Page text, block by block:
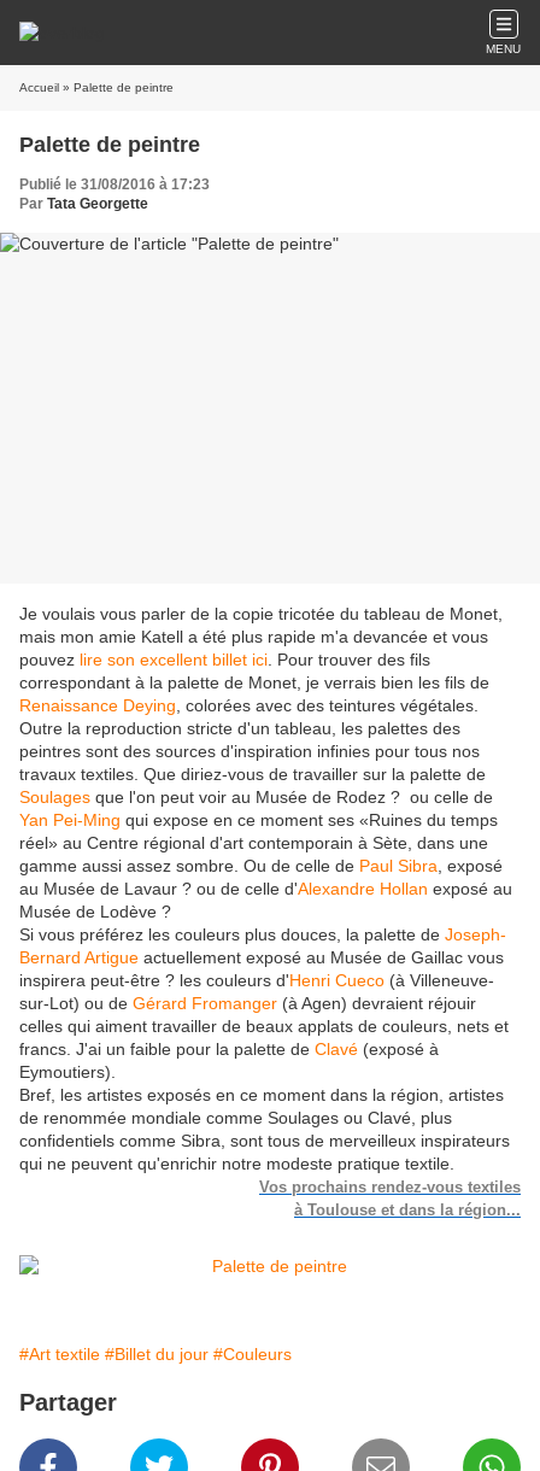
MENU
Accueil » Palette de peintre
Palette de peintre
Publié le 31/08/2016 à 17:23
Par Tata Georgette
Je voulais vous parler de la copie tricotée du tableau de Monet,
mais mon amie Katell a été plus rapide m'a devancée et vous
pouvez lire son excellent billet ici Pour trouver des fils
correspondant à la palette de Monet, je verrais bien les fils de
Renaissance Deying , colorées avec des teintures végétales.
Outre la reproduction stricte d'un tableau, les palettes des
peintres sont des sources d'inspiration infinies pour tous nos
travaux textiles. Que diriez-vous de travailler sur la palette de
Soulages que l'on peut voir au Musée de Rodez ? ou celle de
Yan Pei-Ming qui expose en ce moment ses «Ruines du temps
réel» au Centre régional d'art contemporain à Sète, dans une
gamme aussi assez sombre. Ou de celle de Paul Sibra , exposé
au Musée de Lavaur ? ou de celle d'Alexandre Hollan exposé au
Musée de Lodève ?
Si vous préférez les couleurs plus douces, la palette de Joseph-
Bernard Artigue actuellement exposé au Musée de Gaillac vous
inspirera peut-être ? les couleurs d'Henri Cueco (à Villeneuve-
sur-Lot) ou de Gérard Fromanger (à Agen) devraient réjouir
celles qui aiment travailler de beaux applats de couleurs, nets et
francs. J'ai un faible pour la palette de Clavé (exposé à
Eymoutiers).
Bref, les artistes exposés en ce moment dans la région, artistes
de renommée mondiale comme Soulages ou Clavé, plus
confidentiels comme Sibra, sont tous de merveilleux inspirateurs
qui ne peuvent qu'enrichir notre modeste pratique textile.
Vos prochains rendez-vous textiles
à Toulouse et dans la région...
#Art textile #Billet du jour #Couleurs
Partager